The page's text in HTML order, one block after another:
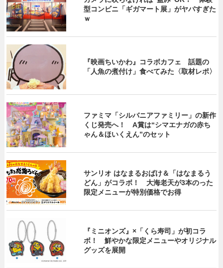
型コンビニ「ギガマート展」がヤバすぎた
ｗ
『映画ちいかわ』コラボカフェ 話題の
「人魚の煮付け」食べてみた〈取材レポ〉
ファミマ「シルバニアファミリー」の新作
くじ発売へ！ A賞は“シマエナガの赤ち
ゃん＆ほいくえん”のセット
サンリオ はなまるおばけ＆「はなまるう
どん」がコラボ！ 大海老天が3本のった
限定メニューが特別価格でお得
『ミニオンズ』×「くら寿司」が初コラ
ボ！ 鮮やかな限定メニューやオリジナル
グッズを展開